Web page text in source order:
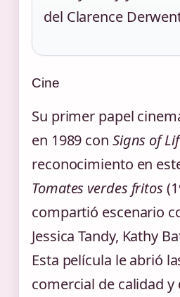
del Clarence
Cine
Su primer papel
en 1989 con Signs of
reconocimiento en
Tomates verdes fritos
compartió escenario
Jessica Tandy, Kathy
Esta película le abrió
comercial de calidad